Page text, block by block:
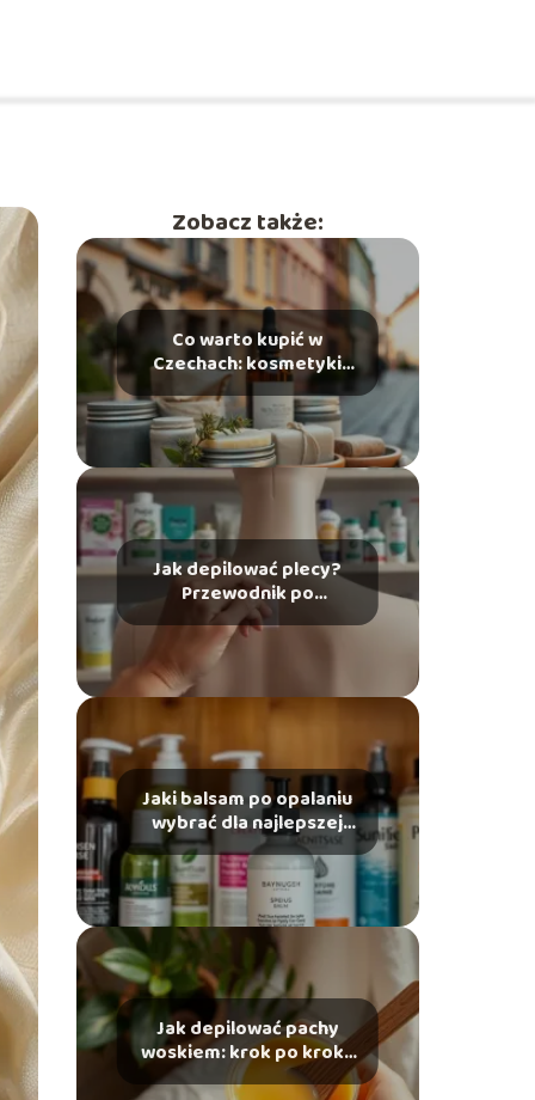
Zobacz także:
Co warto kupić w
Czechach: kosmetyki
warte uwagi?
Jak depilować plecy?
Przewodnik po
najlepszych metodach
Jaki balsam po opalaniu
wybrać dla najlepszej
pielęgnacji skóry?
Jak depilować pachy
woskiem: krok po kroku
do gładkiej skóry